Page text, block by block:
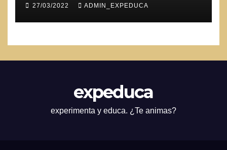
27/03/2022 ADMIN_EXPEDUCA
expeduca
experimenta y educa. ¿Te animas?